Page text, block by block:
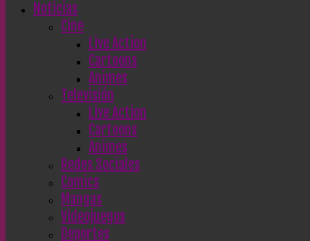
Noticias
Cine
Live Action
Cartoons
Animes
Televisión
Live Action
Cartoons
Animes
Redes Sociales
Comics
Mangas
Videojuegos
Deportes